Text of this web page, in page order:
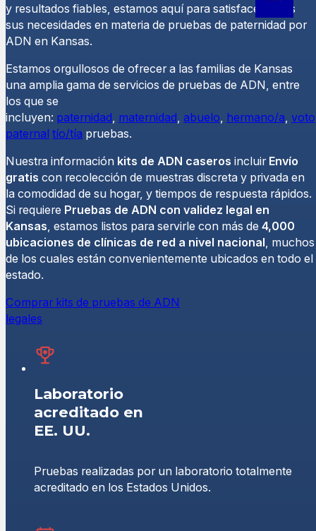
y resultados fiables, estamos aquí para satisfacer todas
sus necesidades en materia de pruebas de paternidad por
ADN en Kansas.
Estamos orgullosos de ofrecer a las familias de Kansas
una amplia gama de servicios de pruebas de ADN, entre
los que se
incluyen: paternidad maternidad abuelo hermano/a voto
paternal tío/tía pruebas.
Nuestra información kits de ADN caseros incluir Envío
gratis con recolección de muestras discreta y privada en
la comodidad de su hogar, y tiempos de respuesta rápidos.
Si requiere Pruebas de ADN con validez legal en
Kansas , estamos listos para servirle con más de 4,000
ubicaciones de clínicas de red a nivel nacional , muchos
de los cuales están convenientemente ubicados en todo el
estado.
Comprar kits de pruebas de ADN
legales
Laboratorio
acreditado en
EE. UU.
Pruebas realizadas por un laboratorio totalmente
acreditado en los Estados Unidos.